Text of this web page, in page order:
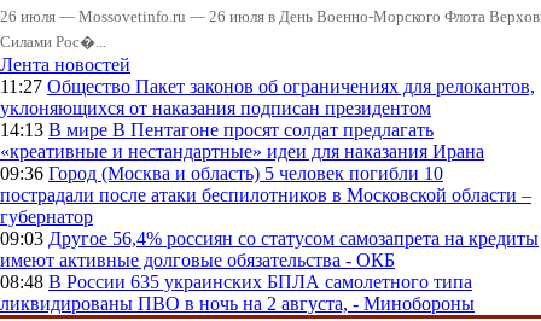
26 июля — Mossovetinfo.ru — 26 июля в День Военно-Морского Флота
Силами Рос�...
Лента новостей
11:27 Общество Пакет законов об ограничениях для релокантов,
уклоняющихся от наказания подписан президентом
14:13 В мире В Пентагоне просят солдат предлагать
«креативные и нестандартные» идеи для наказания Ирана
09:36 Город (Москва и область) 5 человек погибли 10
пострадали после атаки беспилотников в Московской области –
губернатор
09:03 Другое 56,4% россиян со статусом самозапрета на кредиты
имеют активные долговые обязательства - ОКБ
08:48 В России 635 украинских БПЛА самолетного типа
ликвидированы ПВО в ночь на 2 августа, - Минобороны